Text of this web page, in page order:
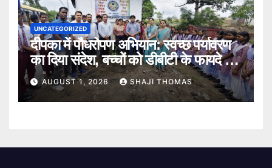
UNCATEGORIZED
दीपका में पौधरोपण अभियान: स्वच्छ पर्यावरण
का दिया संदेश, बच्चों को डीबीटी के फायदे भी
बताए।
AUGUST 1, 2026 SHAJI THOMAS